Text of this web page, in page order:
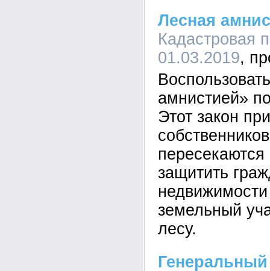
Лесная
Кадастровая
01.03.2019
амнистией»
Этот закон
защитить
земельный
лесу.